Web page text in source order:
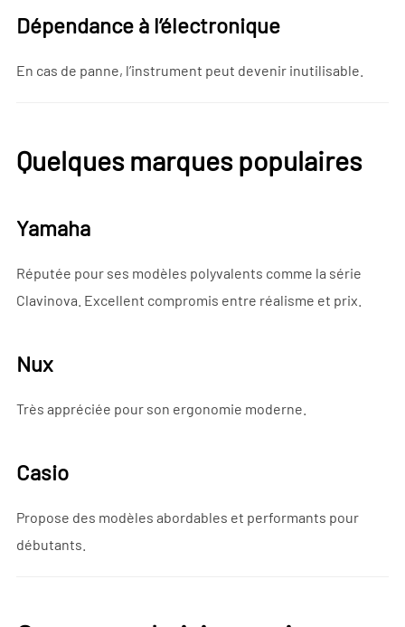
Dépendance à l’électronique
En cas de panne, l’instrument peut devenir inutilisable.
Quelques marques populaires
Yamaha
Réputée pour ses modèles polyvalents comme la série
Clavinova. Excellent compromis entre réalisme et prix.
Nux
Très appréciée pour son ergonomie moderne.
Casio
Propose des modèles abordables et performants pour
débutants.